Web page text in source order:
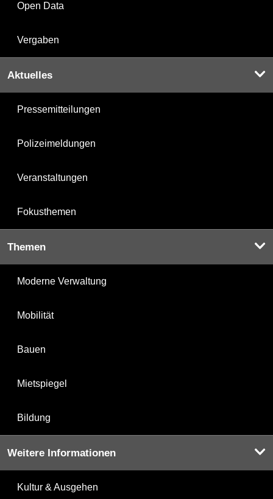
Open Data
Vergaben
Aktuelles
Pressemitteilungen
Polizeimeldungen
Veranstaltungen
Fokusthemen
Themen
Moderne Verwaltung
Mobilität
Bauen
Mietspiegel
Bildung
Weitere Informationen
Kultur & Ausgehen